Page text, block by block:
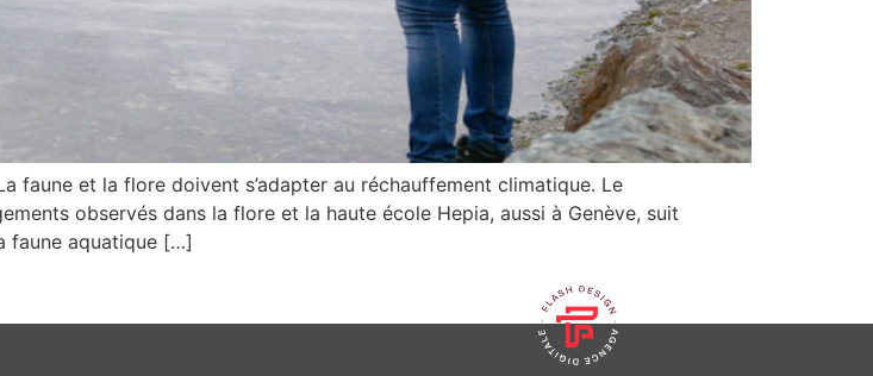
faune et la flore doivent s’adapter au réchauffement climatique. Le
observés dans la flore et la haute école Hepia, aussi à Genève, suit
faune aquatique […]